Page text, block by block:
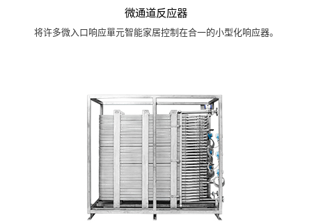
微通道反应器
将许多微入口响应單元智能家居控制在合一的小型化响应器。